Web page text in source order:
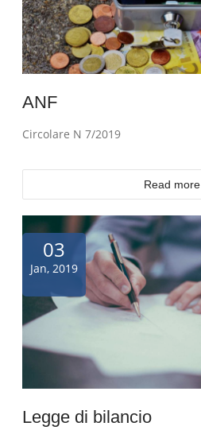
ANF
Circolare N 7/2019
Read more
03
Jan, 2019
Legge di bilancio